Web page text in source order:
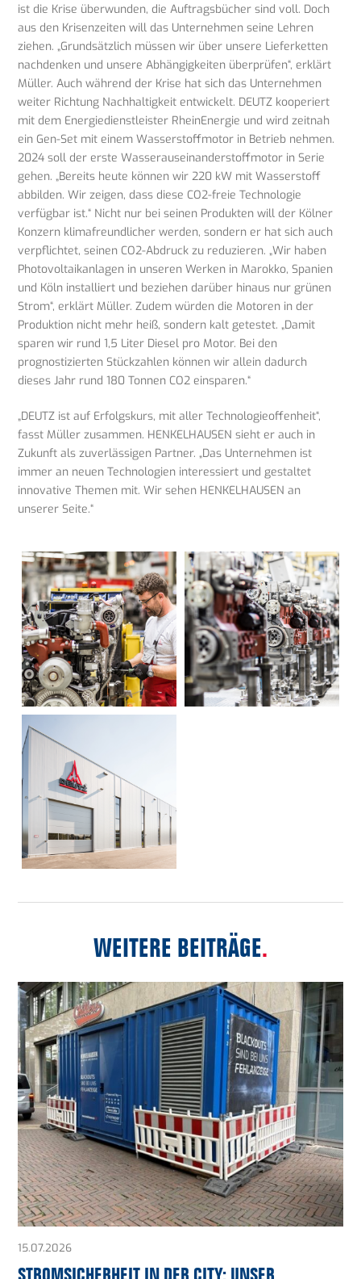
ist die Krise überwunden, die Auftragsbücher sind voll. Doch
aus den Krisenzeiten will das Unternehmen seine Lehren
ziehen. „Grundsätzlich müssen wir über unsere Lieferketten
nachdenken und unsere Abhängigkeiten überprüfen“, erklärt
Müller. Auch während der Krise hat sich das Unternehmen
weiter Richtung Nachhaltigkeit entwickelt. DEUTZ kooperiert
mit dem Energiedienstleister RheinEnergie und wird zeitnah
ein Gen-Set mit einem Wasserstoffmotor in Betrieb nehmen.
2024 soll der erste Wasserauseinanderstoffmotor in Serie
gehen. „Bereits heute können wir 220 kW mit Wasserstoff
abbilden. Wir zeigen, dass diese CO2-freie Technologie
verfügbar ist.“ Nicht nur bei seinen Produkten will der Kölner
Konzern klimafreundlicher werden, sondern er hat sich auch
verpflichtet, seinen CO2-Abdruck zu reduzieren. „Wir haben
Photovoltaikanlagen in unseren Werken in Marokko, Spanien
und Köln installiert und beziehen darüber hinaus nur grünen
Strom“, erklärt Müller. Zudem würden die Motoren in der
Produktion nicht mehr heiß, sondern kalt getestet. „Damit
sparen wir rund 1,5 Liter Diesel pro Motor. Bei den
prognostizierten Stückzahlen können wir allein dadurch
dieses Jahr rund 180 Tonnen CO2 einsparen.“
„DEUTZ ist auf Erfolgskurs, mit aller Technologieoffenheit“,
fasst Müller zusammen. HENKELHAUSEN sieht er auch in
Zukunft als zuverlässigen Partner. „Das Unternehmen ist
immer an neuen Technologien interessiert und gestaltet
innovative Themen mit. Wir sehen HENKELHAUSEN an
unserer Seite.“
WEITERE BEITRÄGE.
15.07.2026